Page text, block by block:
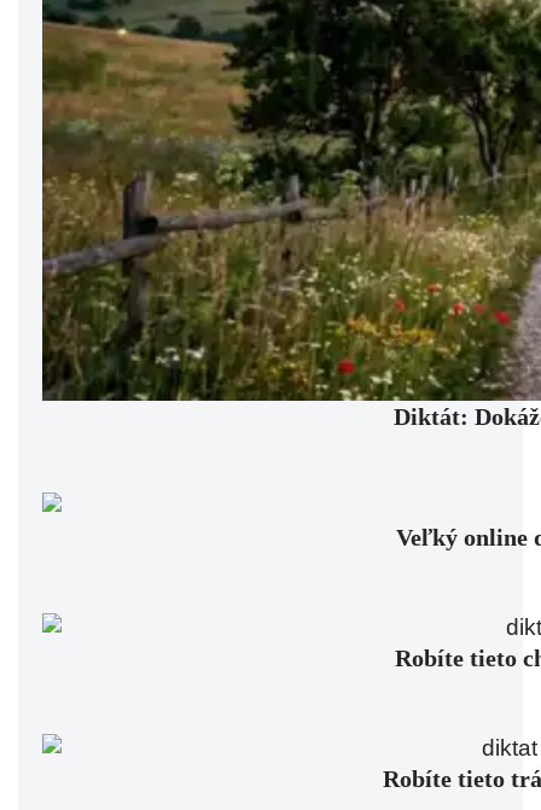
Diktát:
Veľký online
Robíte tieto
Robíte tieto